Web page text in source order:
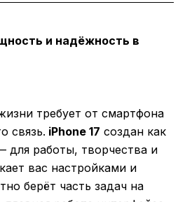
и надёжность в
требует от смартфона
связь. iPhone 17 создан как
работы, творчества и
вас настройками и
берёт часть задач на